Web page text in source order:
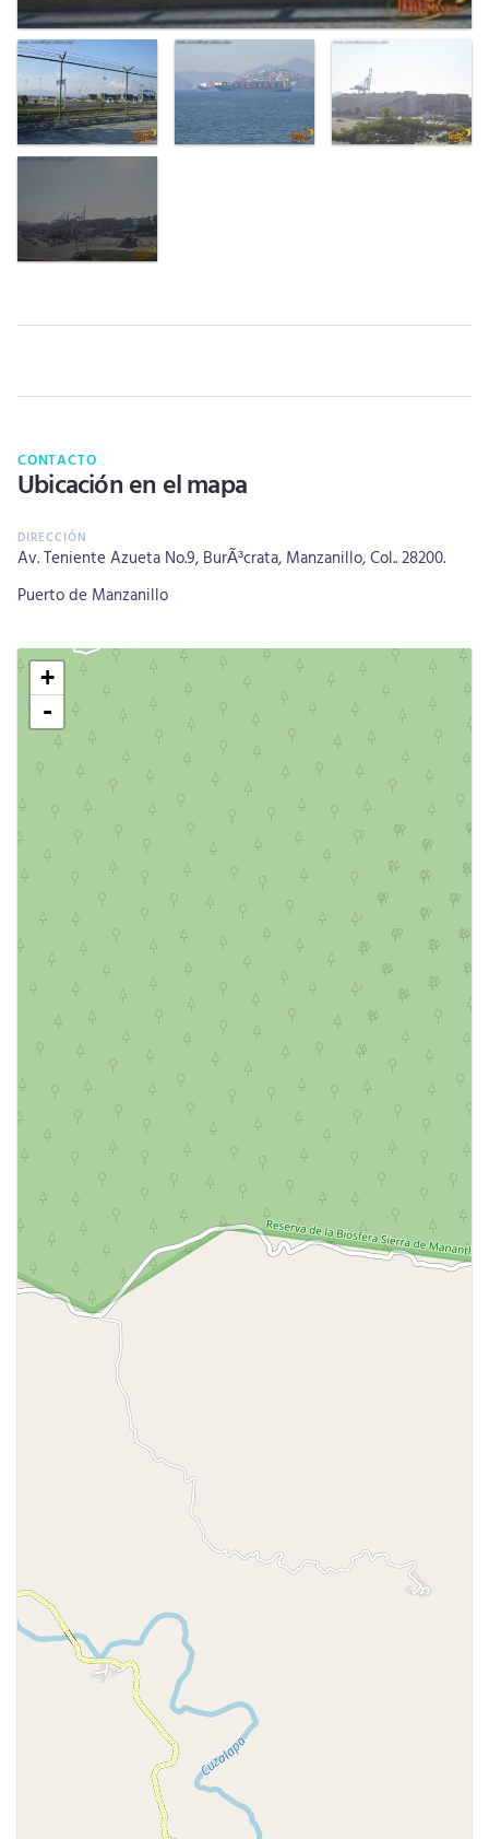
CONTACTO
Ubicación en el mapa
Av. Teniente Azueta No.9, BurÃ³crata, Manzanillo, Col.. 28200.
Puerto de Manzanillo
+
-